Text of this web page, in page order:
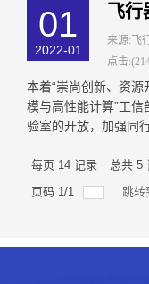
01
2022-01
来源:飞
点击
本着“崇尚创新、资源
模与高性能计算”工
验室的开放，加强同
每页 14 记录 总共 5
页码 1 /1 跳转